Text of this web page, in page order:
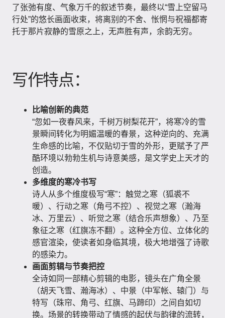
了张弛有度、气象万千的叙述节奏，最终以“雪上空留马
行处”的悠长画面收束，将离别的不舍、怅惘与祝福都寄
托于那片寂静的雪原之上，无声胜有声，余韵无穷。
写作特点：
比喻创新的典范
“忽如一夜春风来，千树万树梨花开”，将寒冷的雪
景瞬间转化为明媚温暖的春景，这种逆向的、充满
生命感的比喻，不仅贴切于雪的外形，更赋予了严
酷环境以勃勃生机与诗意美感，是文学史上天才的
创造。
多维度的寒冷书写
诗人从多个维度极写“寒”：触觉之寒（狐裘不
暖）、行动之寒（角弓不控）、视觉之寒（瀚海
冰、万里云）、听觉之寒（结合乐声想象）、乃至
象征之寒（红旗冻不翻）。这种全方位、立体化的
感官渲染，使读者如身临其境，极大地增强了诗歌
的感染力。
画面剪辑与节奏把控
全诗如同一部精心剪辑的电影，镜头在广角全景
（胡天飞雪、瀚海冰）、中景（中军帐、辕门）与
特写（珠帘、角弓、红旗、马蹄印）之间自如切
换。场景的转换带动了情感的起伏与韵律的流转，